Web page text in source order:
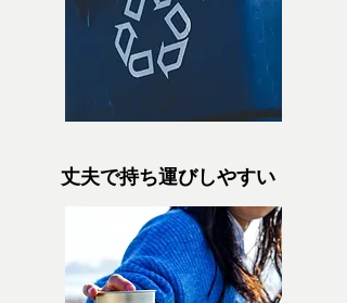
丈夫で持ち運びしやすい